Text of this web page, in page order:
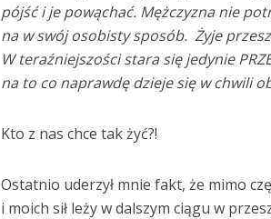
pójść i je powąchać. Mężczyzna nie
na w swój osobisty sposób. Żyje
W teraźniejszości stara się jedynie
na to co naprawdę dzieje się w chwili
Kto z nas chce tak żyć?!
Ostatnio uderzył mnie fakt, że mimo
i moich sił leży w dalszym ciągu w